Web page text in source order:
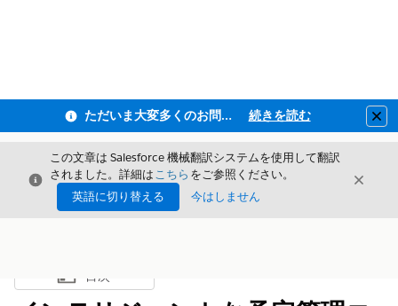
ただいま大変多くのお問い合わせをいただいており、ご連絡までにお時間を頂戴しております 続きを読む
閉じる
この文章は Salesforce 機械翻訳システムを使用して翻訳
されました。詳細はこちら をご参照ください。
英語に切り替える
今はしません
閉じる
目次を表示
目次